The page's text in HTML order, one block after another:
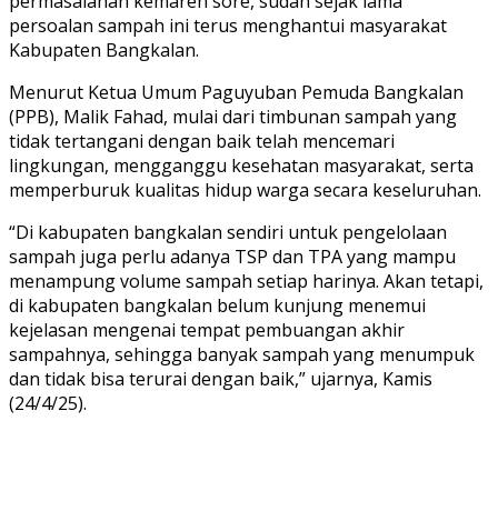
persoalan sampah ini terus menghantui masyarakat
Kabupaten Bangkalan.
Menurut Ketua Umum Paguyuban Pemuda Bangkalan
(PPB), Malik Fahad, mulai dari timbunan sampah yang
tidak tertangani dengan baik telah mencemari
lingkungan, mengganggu kesehatan masyarakat, serta
memperburuk kualitas hidup warga secara keseluruhan.
“Di kabupaten bangkalan sendiri untuk pengelolaan
sampah juga perlu adanya TSP dan TPA yang mampu
menampung volume sampah setiap harinya. Akan tetapi,
di kabupaten bangkalan belum kunjung menemui
kejelasan mengenai tempat pembuangan akhir
sampahnya, sehingga banyak sampah yang menumpuk
dan tidak bisa terurai dengan baik,” ujarnya, Kamis
(24/4/25).